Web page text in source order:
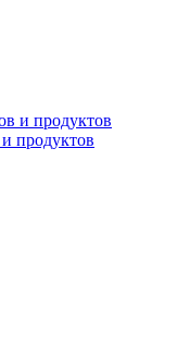
продуктов